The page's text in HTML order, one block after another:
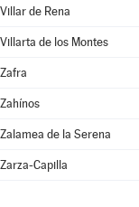
Villar de Rena
Villarta de los Montes
Zafra
Zahínos
Zalamea de la Serena
Zarza-Capilla